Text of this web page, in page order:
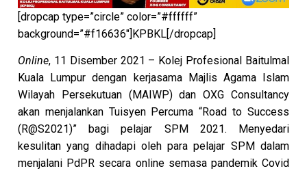
[dropcap type=”circle” color=”#ffffff”
background=”#f16636″]KPBKL[/dropcap]
Online, 11 Disember 2021 – Kolej Profesional Baitulmal
Kuala Lumpur dengan kerjasama Majlis Agama Islam
Wilayah Persekutuan (MAIWP) dan OXG Consultancy
akan menjalankan Tuisyen Percuma “Road to Success
(R@S2021)” bagi pelajar SPM 2021. Menyedari
kesulitan yang dihadapi oleh para pelajar SPM dalam
menjalani PdPR secara online semasa pandemik Covid